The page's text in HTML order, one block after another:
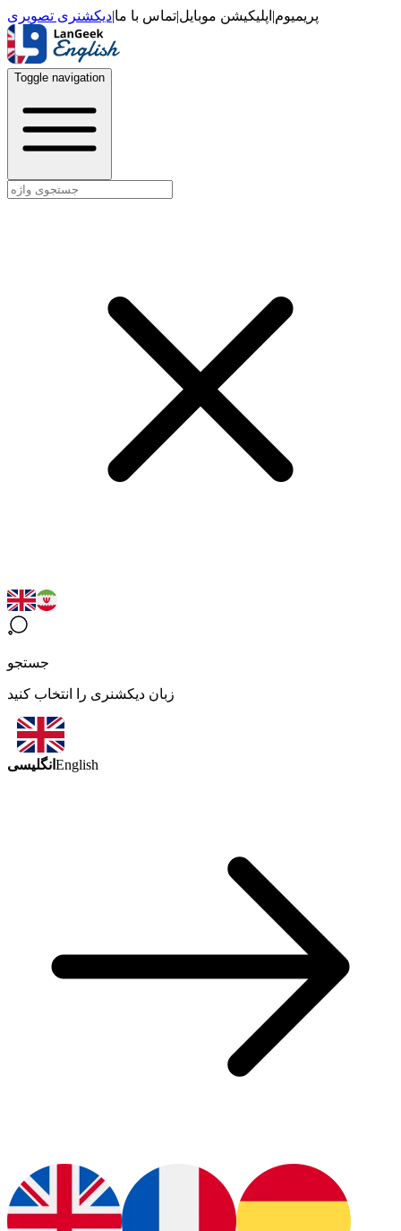
پریمیوم| اپلیکیشن موبایل|تماس با ما|دیکشنری تصویری
Toggle navigation
جستجو
زبان دیکشنری را انتخاب کنید
انگلیسی English